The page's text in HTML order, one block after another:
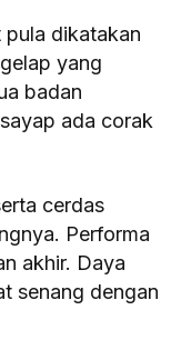
pula dikatakan
yang
badan
ada corak
cerdas
Performa
akhir. Daya
senang dengan